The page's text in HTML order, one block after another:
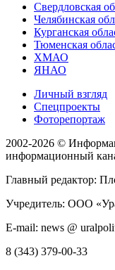
Свердловская
Челябинская
Курганская
Тюменская
ХМАО
ЯНАО
Личный взгляд
Спецпроекты
Фоторепортаж
2002-2026 ©
информационный
Главный редактор:
Учредитель: ООО
E-mail: news @
8 (343) 379-00-33